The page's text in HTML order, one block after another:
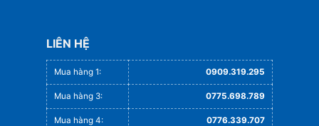
LIÊN HỆ
Mua hàng 1: 0909.319.295
Mua hàng 3: 0775.698.789
Mua hàng 4: 0776.339.707